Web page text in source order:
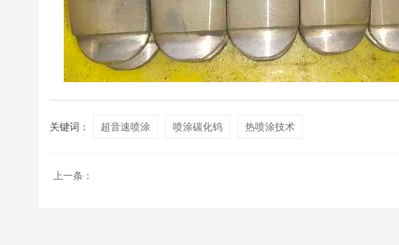
超音速喷涂 喷涂碳化钨 热喷涂技术
上一条：